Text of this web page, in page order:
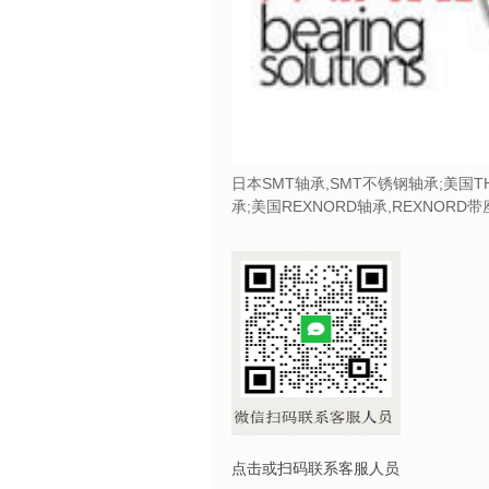
日本SMT轴承,SMT不锈钢轴承;美国
承;美国REXNORD轴承,REXNORD带
点击或扫码联系客服人员